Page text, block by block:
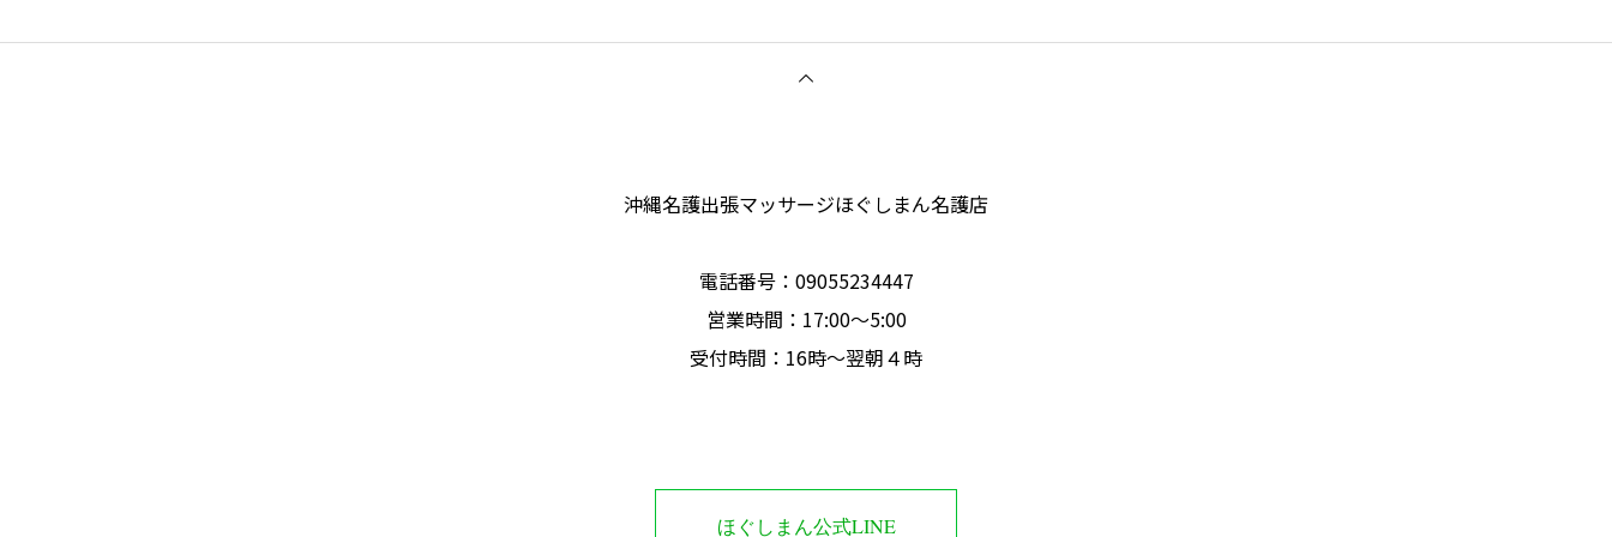
沖縄名護出張マッサージほぐしまん名護店
電話番号‭：09055234447
営業時間：17:00～5:00
受付時間：16時〜翌朝４時
ほぐしまん公式LINE